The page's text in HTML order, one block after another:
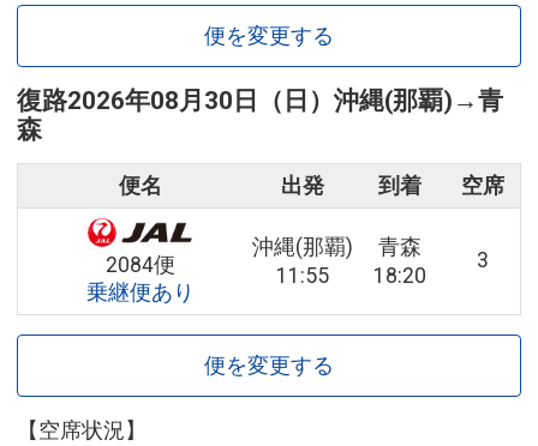
便を変更する
復路2026年08月30日（日） 沖縄(那覇) →青
森
便名 出発 到着 空席
2084便
乗継便あり
沖縄(那覇)
11:55
青森
18:20
3
便を変更する
【空席状況】